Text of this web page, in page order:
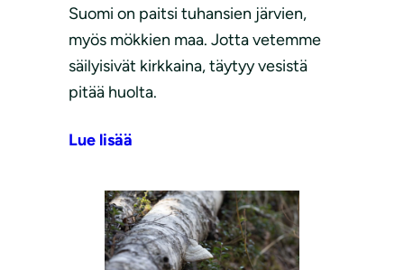
Suomi on paitsi tuhansien järvien,
myös mökkien maa. Jotta vetemme
säilyisivät kirkkaina, täytyy vesistä
pitää huolta.
Lue lisää